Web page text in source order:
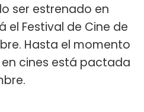
ser estrenado en
el Festival de Cine de
Hasta el momento
cines está pactada